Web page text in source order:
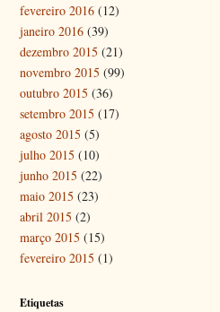
fevereiro 2016 (12)
janeiro 2016 (39)
dezembro 2015 (21)
novembro 2015 (99)
outubro 2015 (36)
setembro 2015 (17)
agosto 2015 (5)
julho 2015 (10)
junho 2015 (22)
maio 2015 (23)
abril 2015 (2)
março 2015 (15)
fevereiro 2015 (1)
Etiquetas